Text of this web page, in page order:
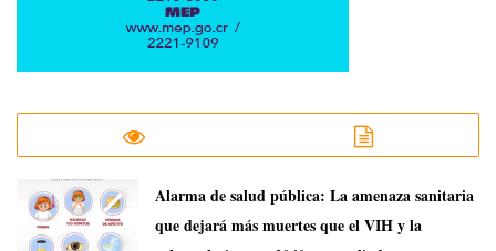
​Alarma de salud pública: La amenaza sanitaria
que dejará más muertes que el VIH y la